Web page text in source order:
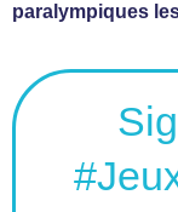
paralympiques